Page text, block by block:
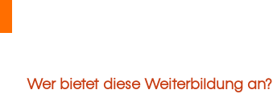
Wer bietet diese Weiterbildung an?